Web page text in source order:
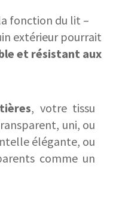
fonction du lit –
extérieur pourrait
et résistant aux
, votre tissu
uni, ou
élégante, ou
comme un